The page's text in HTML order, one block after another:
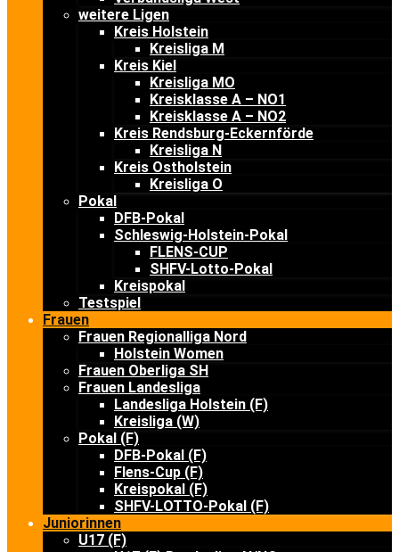
weitere Ligen
Kreis Holstein
Kreisliga M
Kreis Kiel
Kreisliga MO
Kreisklasse A – NO1
Kreisklasse A – NO2
Kreis Rendsburg-Eckernförde
Kreisliga N
Kreis Ostholstein
Kreisliga O
Pokal
DFB-Pokal
Schleswig-Holstein-Pokal
FLENS-CUP
SHFV-Lotto-Pokal
Kreispokal
Testspiel
Frauen
Frauen Regionalliga Nord
Holstein Women
Frauen Oberliga SH
Frauen Landesliga
Landesliga Holstein (F)
Kreisliga (W)
Pokal (F)
DFB-Pokal (F)
Flens-Cup (F)
Kreispokal (F)
SHFV-LOTTO-Pokal (F)
Juniorinnen
U17 (F)